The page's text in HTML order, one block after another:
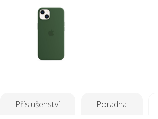
Příslušenství Poradna